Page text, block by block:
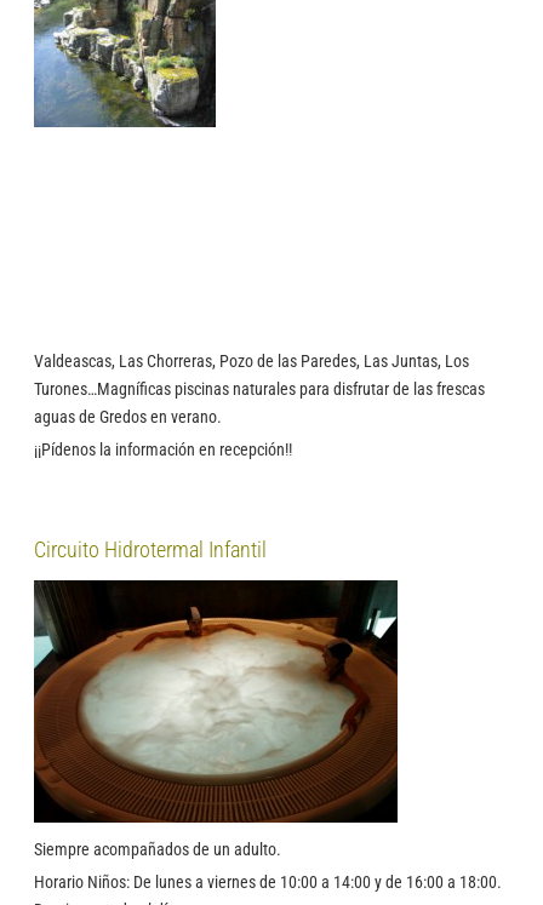
Valdeascas, Las Chorreras, Pozo de las Paredes, Las Juntas, Los
Turones…Magníficas piscinas naturales para disfrutar de las frescas
aguas de Gredos en verano.
¡¡Pídenos la información en recepción!!
Circuito Hidrotermal Infantil
Siempre acompañados de un adulto.
Horario Niños: De lunes a viernes de 10:00 a 14:00 y de 16:00 a 18:00.